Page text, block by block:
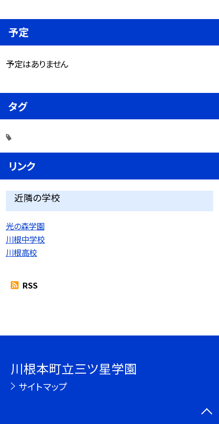
予定
予定はありません
タグ
リンク
近隣の学校
光の森学園
川根中学校
川根高校
RSS
川根本町立三ツ星学園
サイトマップ